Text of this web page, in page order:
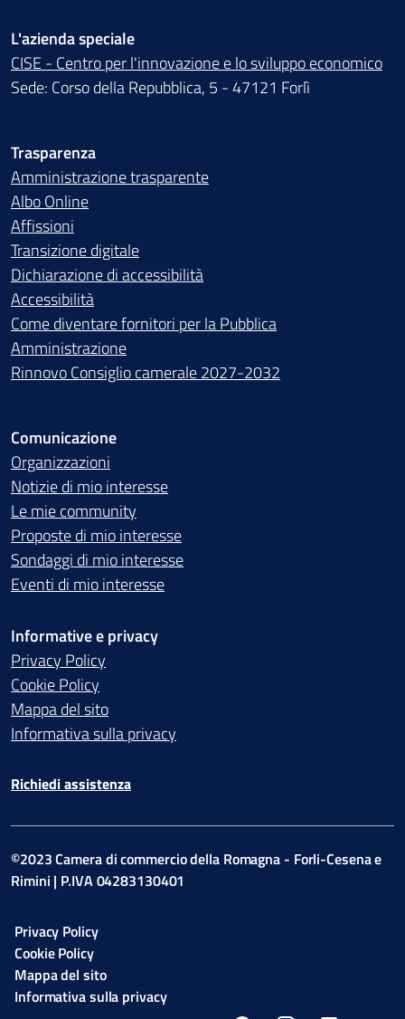
L'azienda speciale
CISE - Centro per l'innovazione e lo sviluppo economico
Sede: Corso della Repubblica, 5 - 47121 Forlì
Trasparenza
Amministrazione trasparente
Albo Online
Affissioni
Transizione digitale
Dichiarazione di accessibilità
Accessibilità
Come diventare fornitori per la Pubblica
Amministrazione
Rinnovo Consiglio camerale 2027-2032
Comunicazione
Organizzazioni
Notizie di mio interesse
Le mie community
Proposte di mio interesse
Sondaggi di mio interesse
Eventi di mio interesse
Informative e privacy
Privacy Policy
Cookie Policy
Mappa del sito
Informativa sulla privacy
Richiedi assistenza
©2023 Camera di commercio della Romagna - Forli-Cesena e
Rimini | P.IVA 04283130401
Privacy Policy
Cookie Policy
Mappa del sito
Informativa sulla privacy